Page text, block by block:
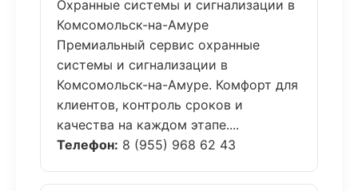
Охранные системы и сигнализации в
Комсомольск-на-Амуре
Премиальный сервис охранные
системы и сигнализации в
Комсомольск-на-Амуре. Комфорт для
клиентов, контроль сроков и
качества на каждом этапе....
Телефон: 8 (955) 968 62 43